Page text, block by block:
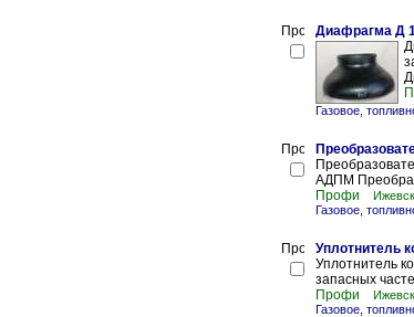
Диафрагма Д
Газовое,
АДПМ
Профи
Ижевск
Газовое,
Уплотнитель
Уплотнитель
запасных
Профи
Ижевск
Газовое,